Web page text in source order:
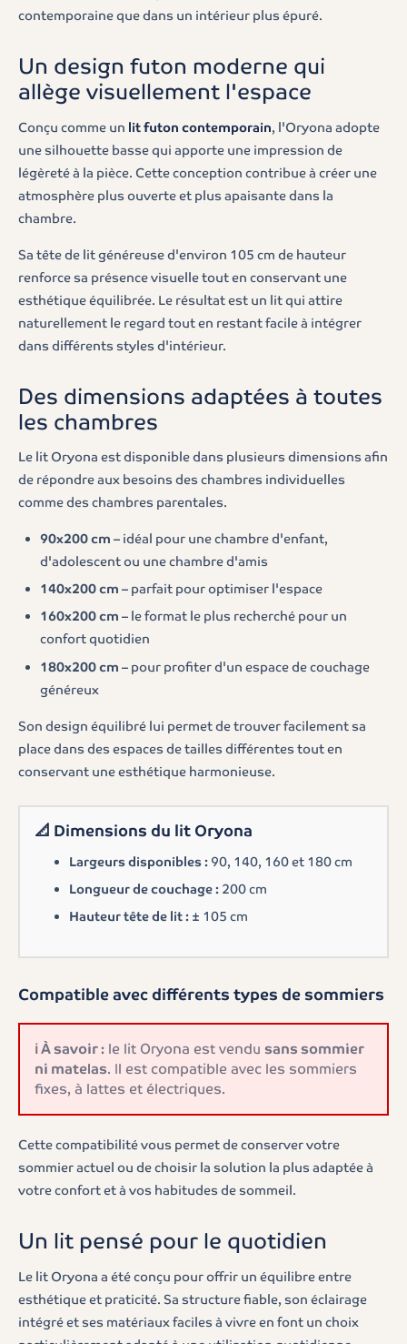
contemporaine que dans un intérieur plus épuré.
Un design futon moderne qui
allège visuellement l'espace
Conçu comme un lit futon contemporain, l'Oryona adopte
une silhouette basse qui apporte une impression de
légèreté à la pièce. Cette conception contribue à créer une
atmosphère plus ouverte et plus apaisante dans la
chambre.
Sa tête de lit généreuse d'environ 105 cm de hauteur
renforce sa présence visuelle tout en conservant une
esthétique équilibrée. Le résultat est un lit qui attire
naturellement le regard tout en restant facile à intégrer
dans différents styles d'intérieur.
Des dimensions adaptées à toutes
les chambres
Le lit Oryona est disponible dans plusieurs dimensions afin
de répondre aux besoins des chambres individuelles
comme des chambres parentales.
90x200 cm – idéal pour une chambre d'enfant,
d'adolescent ou une chambre d'amis
140x200 cm – parfait pour optimiser l'espace
160x200 cm – le format le plus recherché pour un
confort quotidien
180x200 cm – pour profiter d'un espace de couchage
généreux
Son design équilibré lui permet de trouver facilement sa
place dans des espaces de tailles différentes tout en
conservant une esthétique harmonieuse.
📐 Dimensions du lit Oryona
Largeurs disponibles : 90, 140, 160 et 180 cm
Longueur de couchage : 200 cm
Hauteur tête de lit : ± 105 cm
Compatible avec différents types de sommiers
ℹ️ À savoir :le lit Oryona est vendu sans sommier
ni matelas. Il est compatible avec les sommiers
fixes, à lattes et électriques.
Cette compatibilité vous permet de conserver votre
sommier actuel ou de choisir la solution la plus adaptée à
votre confort et à vos habitudes de sommeil.
Un lit pensé pour le quotidien
Le lit Oryona a été conçu pour offrir un équilibre entre
esthétique et praticité. Sa structure fiable, son éclairage
intégré et ses matériaux faciles à vivre en font un choix